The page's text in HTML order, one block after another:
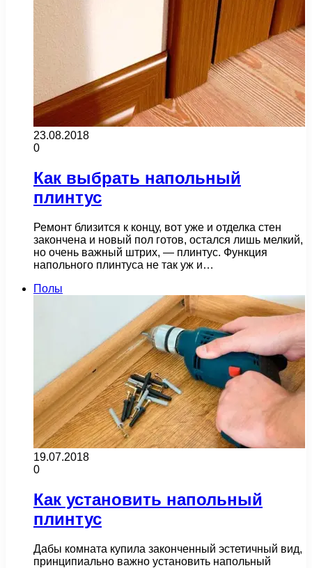
23.08.2018
0
Как выбрать напольный
плинтус
Ремонт близится к концу, вот уже и отделка стен
закончена и новый пол готов, остался лишь мелкий,
но очень важный штрих, — плинтус. Функция
напольного плинтуса не так уж и…
Полы
19.07.2018
0
Как установить напольный
плинтус
Дабы комната купила законченный эстетичный вид,
принципиально важно установить напольный